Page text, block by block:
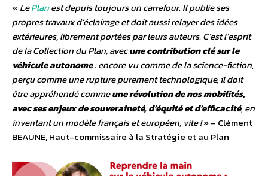
« LePlanest depuis toujours un carrefour. Il publie ses
propres travaux d’éclairage et doit aussi relayer des idées
extérieures, librement portées par leurs auteurs. C’est l’esprit
de la Collection du Plan, avecune contribution clé sur le
véhicule autonome: encore vu comme de la science-fiction,
perçu comme une rupture purement technologique, il doit
être appréhendé commeune révolution de nos mobilités,
avec ses enjeux de souveraineté, d’équité et d’efficacité, en
inventant un modèle français et européen, vite !» – Clément
BEAUNE, Haut-commissaire à la Stratégie et au Plan